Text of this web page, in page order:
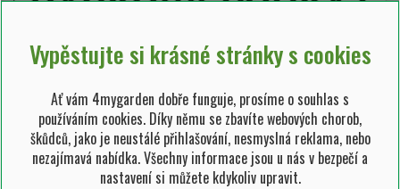
Vypěstujte si krásné stránky s cookies
Ať vám 4mygarden dobře funguje, prosíme o souhlas s
používáním cookies. Díky němu se zbavíte webových chorob,
škůdců, jako je neustálé přihlašování, nesmyslná reklama, nebo
nezajímavá nabídka. Všechny informace jsou u nás v bezpečí a
nastavení si můžete kdykoliv upravit.